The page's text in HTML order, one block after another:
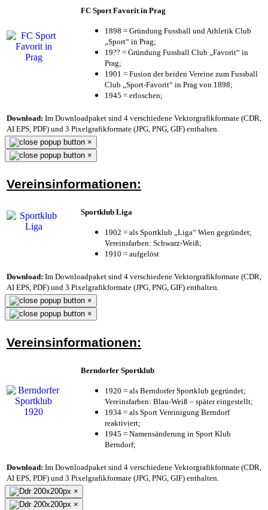
FC Sport Favorit in Prag
1898 = Gründung Fussball und Athletik Club
„Sport“ in Prag;
19?? = Gründung Fussball Club „Favorit“ in
Prag;
1901 = Fusion der beiden Vereine zum Fussball
Club „Sport-Favorit“ in Prag von 1898;
1945 = erloschen;
Download: Im Downloadpaket sind 4 verschiedene Vektorgrafikformate (CDR,
AI EPS, PDF) und 3 Pixelgrafikformate (JPG, PNG, GIF) enthalten.
×
×
Vereinsinformationen:
Sportklub Liga
1902 = als Sportklub „Liga“ Wien gegründet;
Vereinsfarben: Schwarz-Weiß;
1910 = aufgelöst
Download: Im Downloadpaket sind 4 verschiedene Vektorgrafikformate (CDR,
AI EPS, PDF) und 3 Pixelgrafikformate (JPG, PNG, GIF) enthalten.
×
×
Vereinsinformationen:
Berndorfer Sportklub
1920 = als Berndorfer Sportklub gegründet;
Vereinsfarben: Blau-Weiß – später eingestellt;
1934 = als Sport Vereinigung Berndorf
reaktiviert;
1945 = Namensänderung in Sport Klub
Berndorf;
Download: Im Downloadpaket sind 4 verschiedene Vektorgrafikformate (CDR,
AI EPS, PDF) und 3 Pixelgrafikformate (JPG, PNG, GIF) enthalten.
×
×